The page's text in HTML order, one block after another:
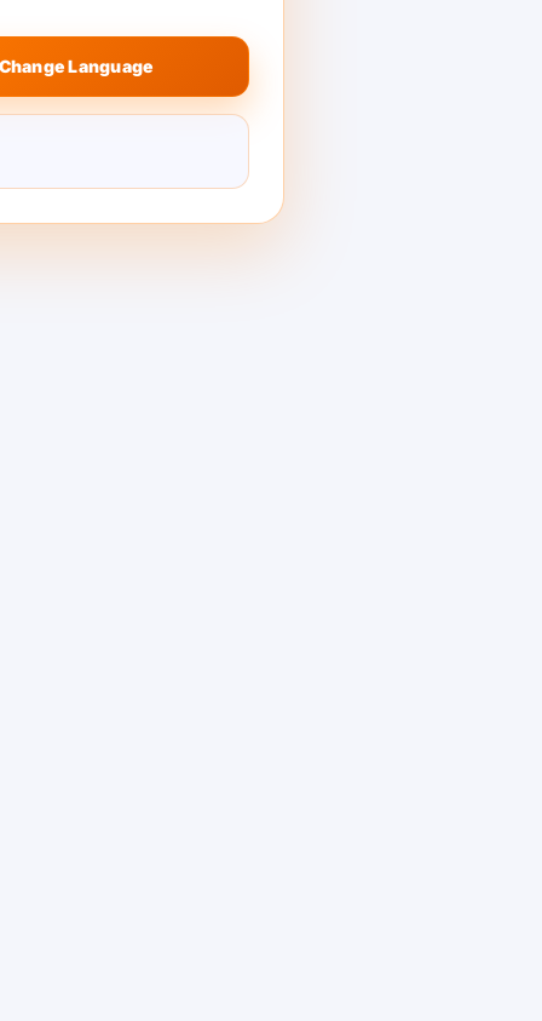
Language